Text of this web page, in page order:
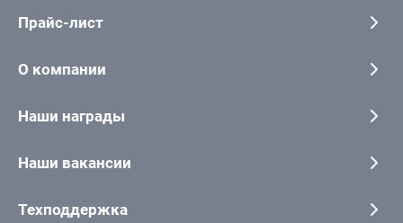
Прайс-лист
О компании
Наши награды
Наши вакансии
Техподдержка